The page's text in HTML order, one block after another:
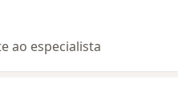
ao especialista